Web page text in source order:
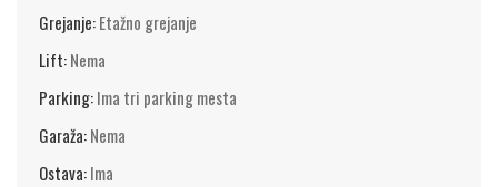
Grejanje:Etažno grejanje
Lift:Nema
Parking:Ima tri parking mesta
Garaža:Nema
Ostava:Ima